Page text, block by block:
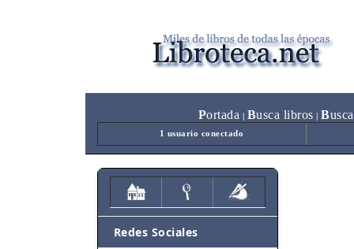
Portada Busca libros B
1 usuario conectado
Redes Sociales